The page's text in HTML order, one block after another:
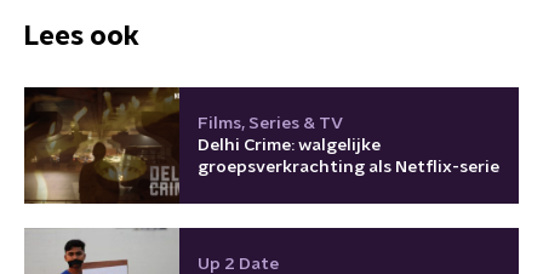
Lees ook
Films, Series & TV
Delhi Crime: walgelijke
groepsverkrachting als Netflix-serie
Up 2 Date